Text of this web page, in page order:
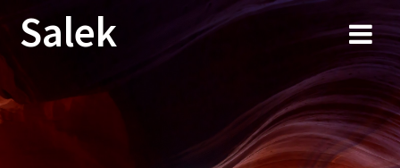
Przejdź
do
Salek